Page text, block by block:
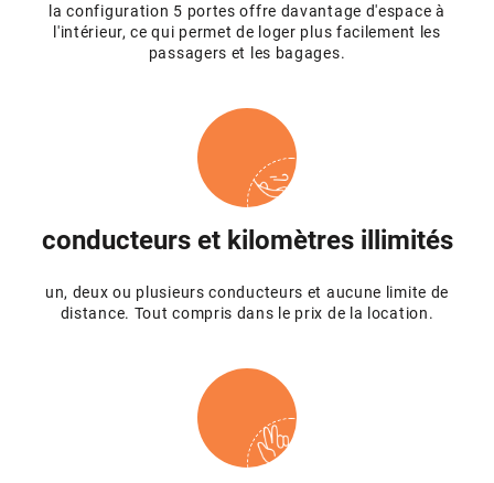
la configuration 5 portes offre davantage d'espace à
l'intérieur, ce qui permet de loger plus facilement les
passagers et les bagages.
conducteurs et kilomètres illimités
un, deux ou plusieurs conducteurs et aucune limite de
distance. Tout compris dans le prix de la location.